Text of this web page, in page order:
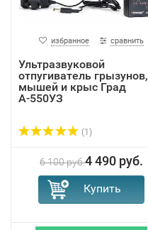
избранное сравнить
Ультразвуковой
отпугиватель грызунов,
мышей и крыс Град
А-550УЗ
(1)
6 100 руб.4 490 руб.